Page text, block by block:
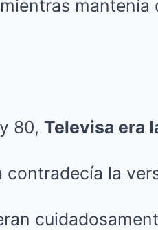
80, Televisa era
contradecía la